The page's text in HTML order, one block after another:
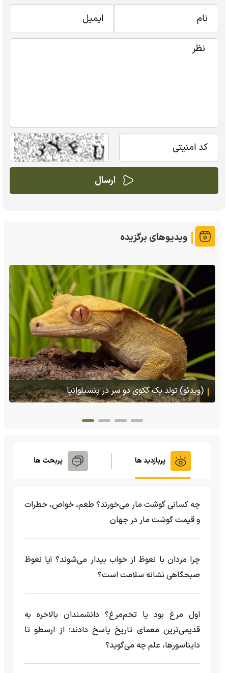
ویدیوهای برگزیده
(ویدئو) تصاویر شگفت‌انگیز از مارمولک گلو بادبزنی که
هنگام خطر یک مایع چسبناک از بدنش پرتاب می‌کند
پربازدید ها پربحث ها
چه کسانی گوشت مار می‌خورند؟ طعم، خواص، خطرات
و قیمت گوشت مار در جهان
چرا مردان با نعوظ از خواب بیدار می‌شوند؟ آیا نعوظ
صبحگاهی نشانه سلامت است؟
اول مرغ بود یا تخم‌مرغ؟ دانشمندان بالاخره به
قدیمی‌ترین معمای تاریخ پاسخ دادند؛ از ارسطو تا
دایناسورها، علم چه می‌گوید؟